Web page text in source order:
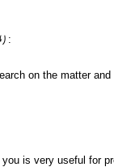
:
on the matter
is very useful for